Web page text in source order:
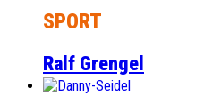
SPORT
Ralf Grengel